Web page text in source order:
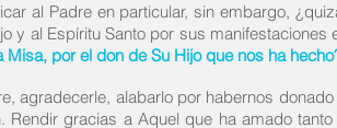
al Padre en particular, sin embargo,
y al Espíritu Santo por sus manifestaciones
por el don de Su Hijo que nos ha
agradecerle, alabarlo por habernos donado
gracias a Aquel que ha amado